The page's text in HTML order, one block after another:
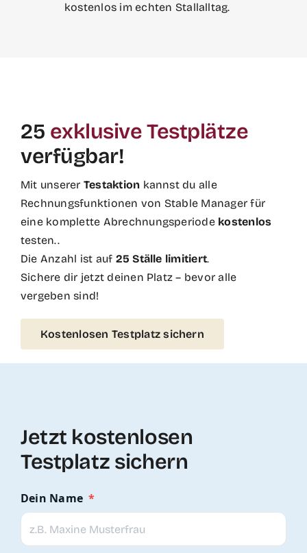
kostenlos im echten Stallalltag.
25 exklusive Testplätze
verfügbar!
Mit unserer Testaktion kannst du alle
Rechnungsfunktionen von Stable Manager für
eine komplette Abrechnungsperiode kostenlos
testen..
Die Anzahl ist auf 25 Ställe limitiert.
Sichere dir jetzt deinen Platz – bevor alle
vergeben sind!
Kostenlosen Testplatz sichern
Jetzt kostenlosen
Testplatz sichern
Dein Name *